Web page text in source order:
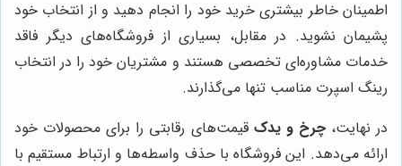
اطمینان خاطر بیشتری خرید خود را انجام دهید و از انتخاب خود
پشیمان نشوید. در مقابل، بسیاری از فروشگاه‌های دیگر فاقد
خدمات مشاوره‌ای تخصصی هستند و مشتریان خود را در انتخاب
رینگ اسپرت مناسب تنها می‌گذارند.
در نهایت،چرخ و یدک قیمت‌های رقابتی را برای محصولات خود
ارائه می‌دهد. این فروشگاه با حذف واسطه‌ها و ارتباط مستقیم با